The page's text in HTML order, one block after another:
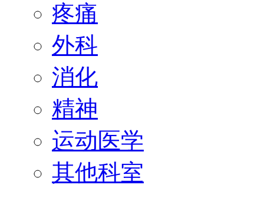
疼痛
外科
消化
精神
运动医学
其他科室